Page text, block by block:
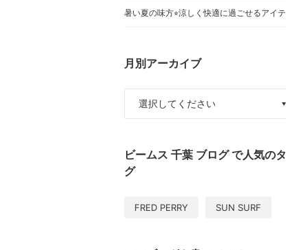
月別アーカイブ
ビームス 千葉 ブログ で人気のタ
グ
FRED PERRY SUN SURF